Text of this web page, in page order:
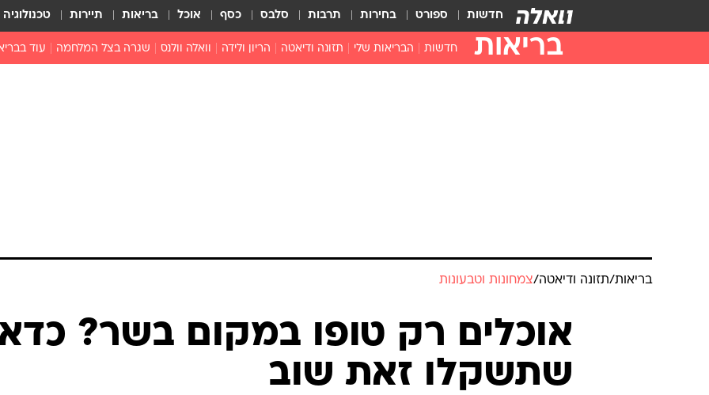
חדשות ספורט בחירות תרבות סלבס כסף אוכל בריאות תיירות טכנולוגיה
בריאות חדשות הבריאות שלי תזונה ודיאטה הריון ולידה וואלה וולנס שגרה בצל המלחמה עוד
רפואה
בריאות/תזונה ודיאטה/צמחונות וטבעונות
אוכלים רק טופו במקום בשר?
שתשקלו זאת שוב